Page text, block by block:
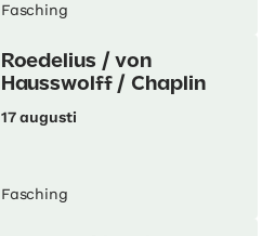
Fasching
Roedelius / von
Hausswolff / Chaplin
17 augusti
Fasching